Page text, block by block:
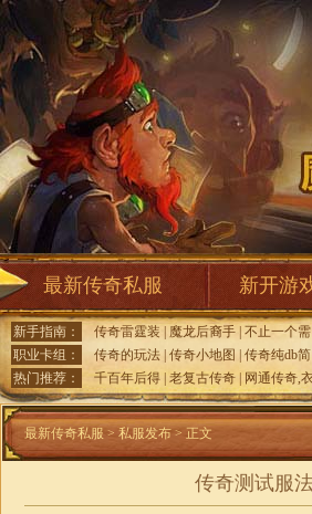
最新传奇私服 新开游
新手指南： 传奇雷霆装 魔龙后裔手 不止一个需
职业卡组：
传奇的玩法 传奇小地图 传奇纯db简
热门推荐：
千百年后得 老复古传奇 网通传奇,
最新传奇私服 > 私服发布 > 正文
传奇测试服